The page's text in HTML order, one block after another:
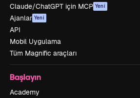
Claude/ChatGPT için MCP Yeni
Ajanlar Yeni
API
Mobil Uygulama
Tüm Magnific araçları
Başlayın
Academy